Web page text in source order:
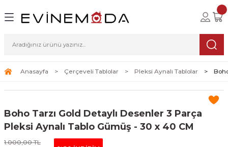
Geri Dön
Geri Dön
Tablolar
Geri Dön
Anasayfa Çerçeveli Tablolar Pleksi Aynalı Tablolar
Boho Tarzı Gold Detaylı Desenler 3 Parça
Pleksi Aynalı Tablo Gümüş - 30 x 40 CM
1.000,00 TL